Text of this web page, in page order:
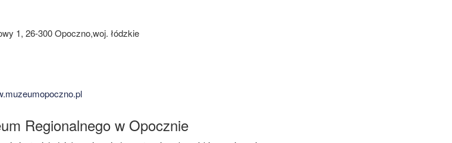
1, 26-300 Opoczno,woj. łódzkie
Regionalnego w Opocznie